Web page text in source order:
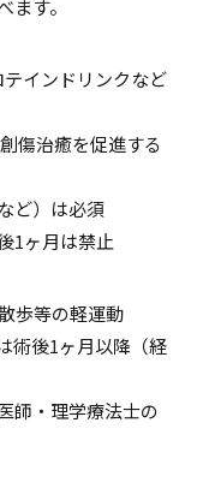
す。
テインドリンクなど
傷治癒を促進する
ど）は必須
1ヶ月は禁止
歩等の軽運動
術後1ヶ月以降（経
師・理学療法士の